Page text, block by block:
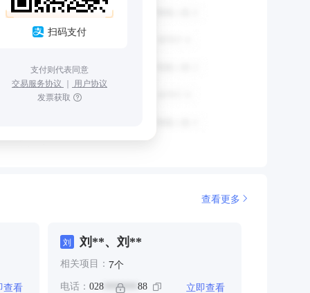
扫码支付
支付则代表同意
交易服务协议 ｜ 用户协议
发票获取
查看更多
查看
刘 刘**、刘**
相关项目： 7个
电话： 028******* 88 立即查看